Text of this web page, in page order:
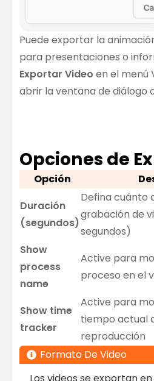
Puede exportar la
para presentaciones o
Exportar Video en el menú
abrir la ventana de diálogo
Opciones de
Opción
Duración
(segundos)
Defina cuánto
grabación de
segundos)
Show
process
name
Active para
proceso en el
Show time
tracker
Active para
tiempo actual
reproducción
Formato De Video